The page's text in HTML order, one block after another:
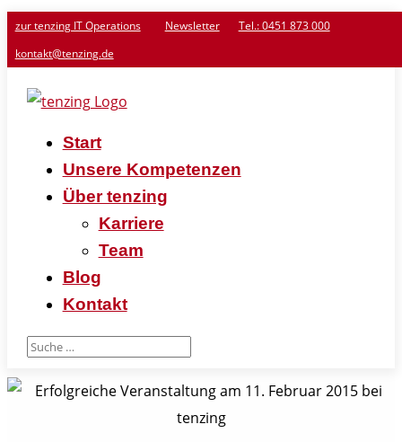
zur tenzing IT Operations Newsletter
Tel.: 0451 873 000
kontakt@tenzing.de
Start
Unsere Kompetenzen
Über tenzing
Karriere
Team
Blog
Kontakt